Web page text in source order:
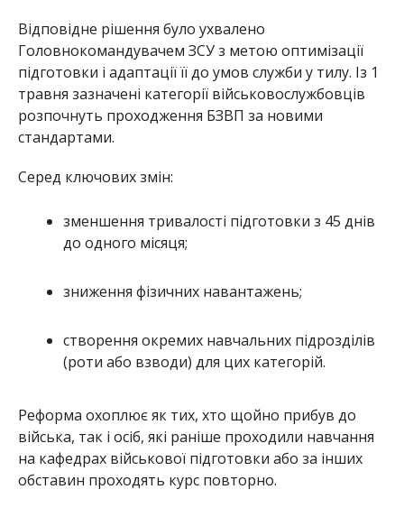
Відповідне рішення було ухвалено
Головнокомандувачем ЗСУ з метою оптимізації
підготовки і адаптації її до умов служби у тилу. Із 1
травня зазначені категорії військовослужбовців
розпочнуть проходження БЗВП за новими
стандартами.
Серед ключових змін:
зменшення тривалості підготовки з 45 днів
до одного місяця;
зниження фізичних навантажень;
створення окремих навчальних підрозділів
(роти або взводи) для цих категорій.
Реформа охоплює як тих, хто щойно прибув до
війська, так і осіб, які раніше проходили навчання
на кафедрах військової підготовки або за інших
обставин проходять курс повторно.